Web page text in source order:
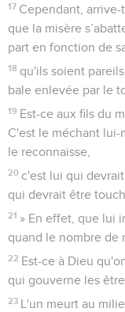
17 Cependant,
que la misère
part en fonction de
18 qu'ils soient
bale enlevée par le
19 Est-ce aux fils du
C'est le méchant
le reconnaisse,
20 c'est lui qui
qui devrait être
21 » En effet, que lui
quand le nombre de
22 Est-ce à Dieu
qui gouverne les
23 L'un meurt au